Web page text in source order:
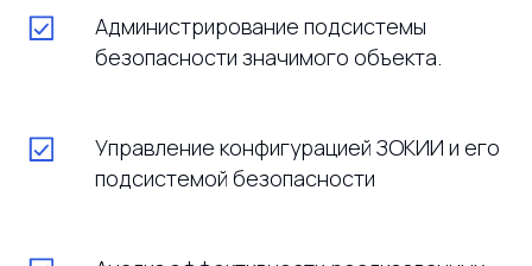
Администрирование подсистемы
безопасности значимого объекта.
Управление конфигурацией ЗОКИИ и его
подсистемой безопасности